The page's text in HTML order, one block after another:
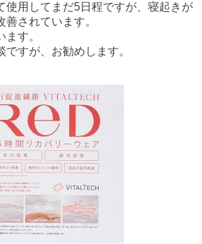
使用してまだ5日程ですが、寝起きが
されています。
す。
すが、お勧めします。